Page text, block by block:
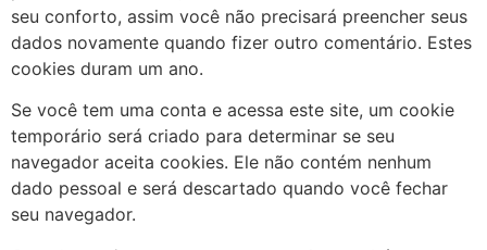
seu conforto, assim você não precisará preencher seus
dados novamente quando fizer outro comentário. Estes
cookies duram um ano.
Se você tem uma conta e acessa este site, um cookie
temporário será criado para determinar se seu
navegador aceita cookies. Ele não contém nenhum
dado pessoal e será descartado quando você fechar
seu navegador.